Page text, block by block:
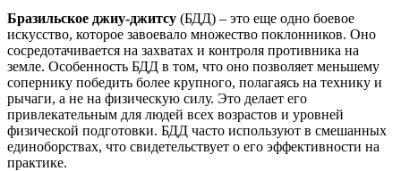
Бразильское джиу-джитсу (БДД) – это еще одно боевое
искусство, которое завоевало множество поклонников. Оно
сосредотачивается на захватах и контроля противника на
земле. Особенность БДД в том, что оно позволяет меньшему
сопернику победить более крупного, полагаясь на технику и
рычаги, а не на физическую силу. Это делает его
привлекательным для людей всех возрастов и уровней
физической подготовки. БДД часто используют в смешанных
единоборствах, что свидетельствует о его эффективности на
практике.